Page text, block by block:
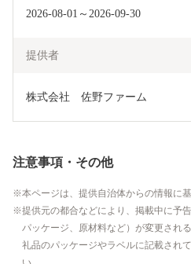
2026-08-01～2026-09-30
提供者
株式会社　佐野ファーム
注意事項・その他
本ページは、提供自治体からの情報に
提供元の都合などにより、掲載中に予
パッケージ、原材料など）が変更され
礼品のパッケージやラベルに記載され